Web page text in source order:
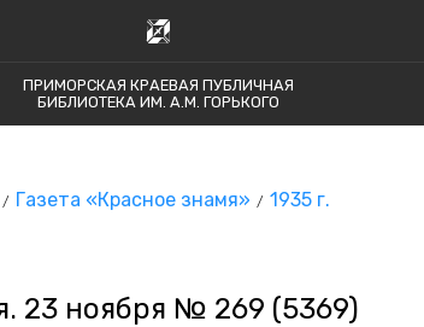
ПРИМОРСКАЯ КРАЕВАЯ ПУБЛИЧНАЯ
БИБЛИОТЕКА ИМ. А.М. ГОРЬКОГО
Газета «Красное знамя» 1935 г.
23 ноября № 269 (5369)